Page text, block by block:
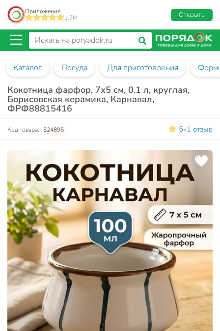
Приложение
1.7M
Открыть
Каталог Посуда Для приготовления
Кокотница фарфор, 7х5 см, 0.1 л, круглая,
Борисовская керамика, Карнавал,
ФРФ88815416
Код товара: 524895 5•1 отзыв